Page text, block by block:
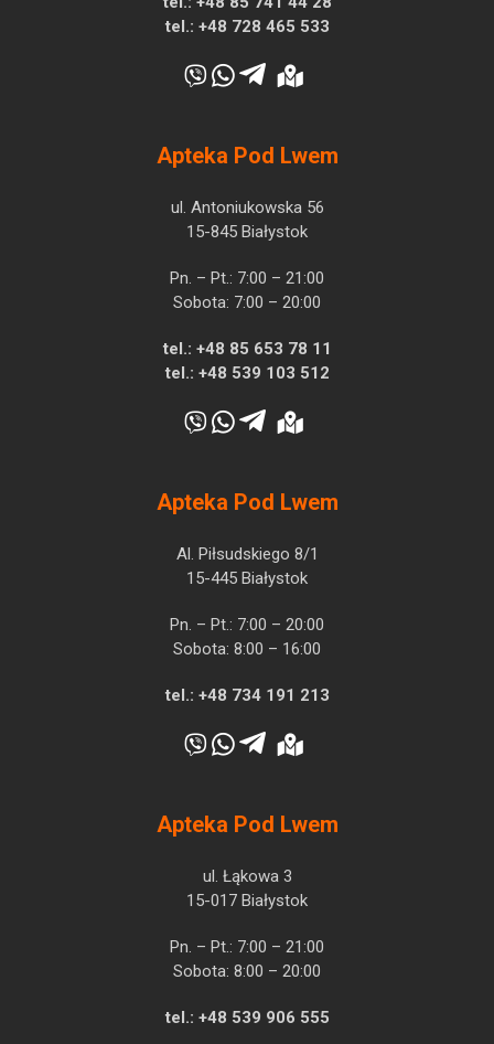
tel.: +48 728 465 533
Apteka Pod Lwem
ul. Antoniukowska 56
15-845 Białystok
Pn. – Pt.: 7:00 – 21:00
Sobota: 7:00 – 20:00
tel.: +48 85 653 78 11
tel.: +48 539 103 512
Apteka Pod Lwem
Al. Piłsudskiego 8/1
15-445 Białystok
Pn. – Pt.: 7:00 – 20:00
Sobota: 8:00 – 16:00
tel.: +48 734 191 213
Apteka Pod Lwem
ul. Łąkowa 3
15-017 Białystok
Pn. – Pt.: 7:00 – 21:00
Sobota: 8:00 – 20:00
tel.: +48 539 906 555